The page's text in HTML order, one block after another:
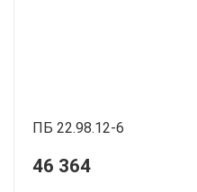
ПБ 22.98.12-6
46 364